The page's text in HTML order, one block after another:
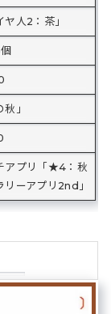
人2：茶」
」
アプリ「★4：秋
リーアプリ2nd」